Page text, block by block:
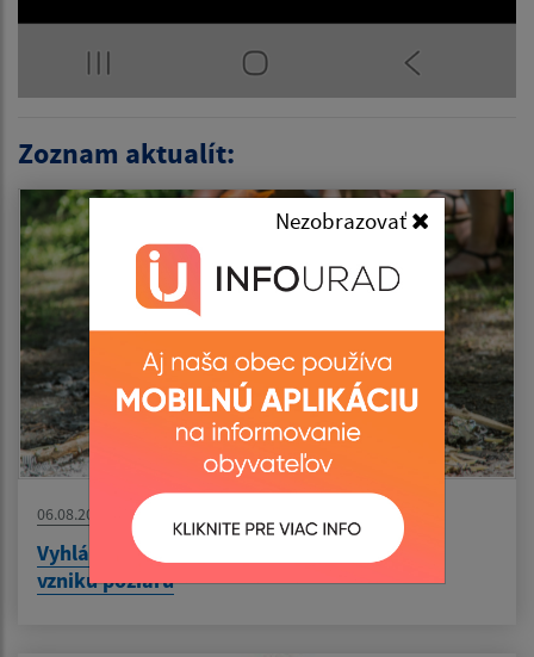
Nezobrazovať
Zoznam aktualít:
06.08.2026
Vyhlásenie času zvýšeného nebezpečenstva
vzniku požiaru